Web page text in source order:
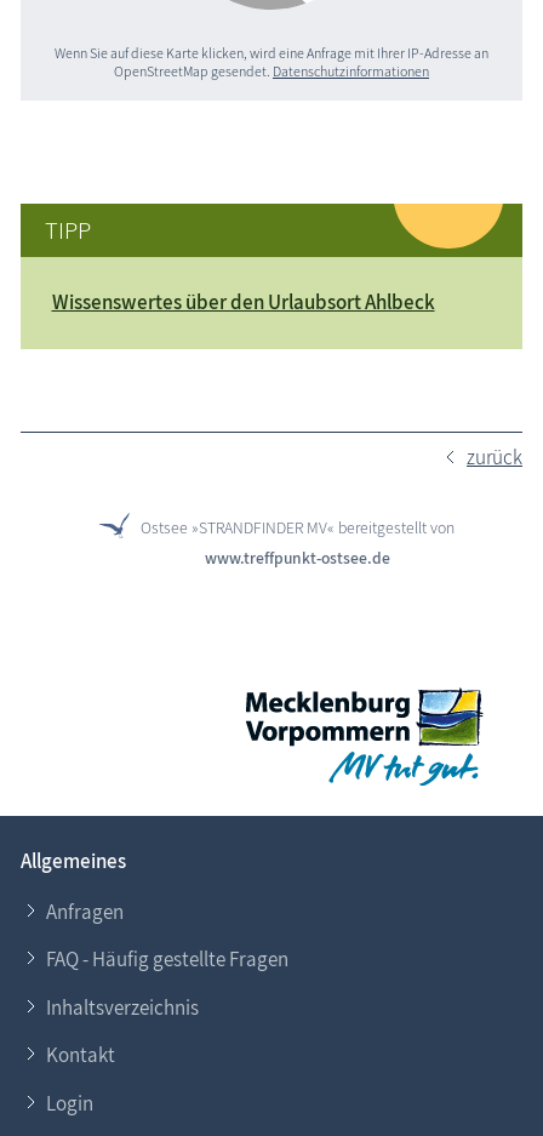
Wenn Sie auf diese Karte klicken, wird eine Anfrage mit Ihrer IP-Adresse an
OpenStreetMap gesendet. Datenschutzinformationen
TIPP
Wissenswertes über den Urlaubsort Ahlbeck
zurück
Ostsee »STRANDFINDER MV« bereitgestellt von
www.treffpunkt-ostsee.de
Allgemeines
Anfragen
FAQ - Häufig gestellte Fragen
Inhaltsverzeichnis
Kontakt
Login